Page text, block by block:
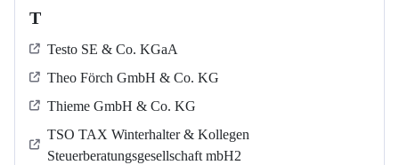
T
Testo SE & Co. KGaA
Theo Förch GmbH & Co. KG
Thieme GmbH & Co. KG
TSO TAX Winterhalter & Kollegen
Steuerberatungsgesellschaft mbH2